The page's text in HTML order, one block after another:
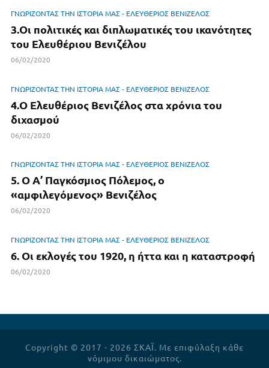
ΓΝΩΡΙΖΟΝΤΑΣ ΤΗΝ ΙΣΤΟΡΙΑ ΜΑΣ - ΕΛΕΥΘΕΡΙΟΣ ΒΕΝΙΖΕΛΟΣ
3.Οι πολιτικές και διπλωματικές του ικανότητες
του Ελευθέριου Βενιζέλου
06/02/2020
ΓΝΩΡΙΖΟΝΤΑΣ ΤΗΝ ΙΣΤΟΡΙΑ ΜΑΣ - ΕΛΕΥΘΕΡΙΟΣ ΒΕΝΙΖΕΛΟΣ
4.Ο Ελευθέριος Βενιζέλος στα χρόνια του
διχασμού
06/02/2020
ΓΝΩΡΙΖΟΝΤΑΣ ΤΗΝ ΙΣΤΟΡΙΑ ΜΑΣ - ΕΛΕΥΘΕΡΙΟΣ ΒΕΝΙΖΕΛΟΣ
5. Ο Α’ Παγκόσμιος Πόλεμος, ο
«αμφιλεγόμενος» Βενιζέλος
06/02/2020
ΓΝΩΡΙΖΟΝΤΑΣ ΤΗΝ ΙΣΤΟΡΙΑ ΜΑΣ - ΕΛΕΥΘΕΡΙΟΣ ΒΕΝΙΖΕΛΟΣ
6. Οι εκλογές του 1920, η ήττα και η καταστροφή
06/02/2020
Copyright © 2017 - 2026 ΣΚΑΪ. Με επιφύλαξη κάθε
νόμιμου δικαιώματος.